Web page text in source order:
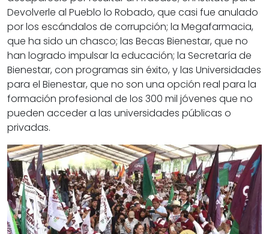
Devolverle al Pueblo lo Robado, que casi fue anulado
por los escándalos de corrupción; la Megafarmacia,
que ha sido un chasco; las Becas Bienestar, que no
han logrado impulsar la educación; la Secretaría de
Bienestar, con programas sin éxito, y las Universidades
para el Bienestar, que no son una opción real para la
formación profesional de los 300 mil jóvenes que no
pueden acceder a las universidades públicas o
privadas.